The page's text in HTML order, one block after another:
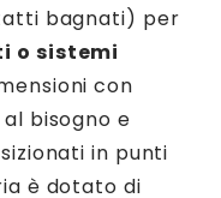
bagnati) per
o sistemi
con
bisogno e
in punti
è dotato di